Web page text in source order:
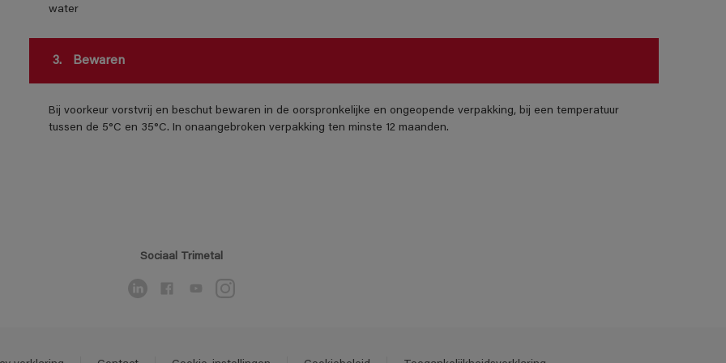
water
3. Bewaren
Bij voorkeur vorstvrij en beschut bewaren in de oorspronkelijke en ongeopende verpakking, bij een temperatuur
tussen de 5°C en 35°C. In onaangebroken verpakking ten minste 12 maanden.
Sociaal Trimetal